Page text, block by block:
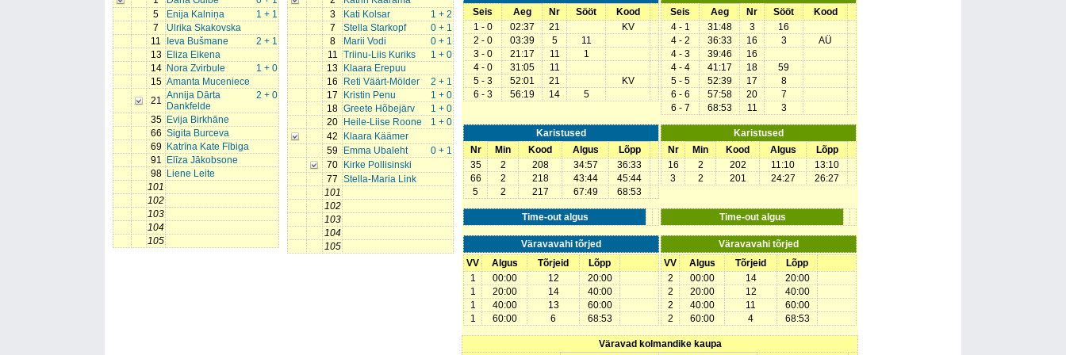
5
1 + 1
Enija Kalniņa
7
Ulrika Skakovska
11
2 + 1
Ieva Bušmane
13
Eliza Eikena
14
1 + 0
Nora Zvirbule
15 Amanta Muceniece
21
2 + 0
Annija Dārta
Dankfelde
35
Evija Birkhāne
66 Sigita Burceva
69
Katrīna Kate Fībiga
91
Elīza Jākobsone
98
Liene Leite
101
102
103
104
105
3
1 + 2
Kati Kolsar
7
0 + 1
Stella Starkopf
8
0 + 1
Marii Vodi
11
1 + 0
Triinu-Liis Kuriks
13
Klaara Erepuu
16
2 + 1
Reti Väärt-Mölder
17
1 + 0
Kristin Penu
18
1 + 0
Greete Hõbejärv
20
1 + 0
Heile-Liise Roone
42
Klaara Käämer
59
0 + 1
Emma Ubaleht
70
Kirke Pollisinski
77 Stella-Maria Link
101
102
103
104
105
Seis
Aeg Nr Sööt
Kood
1 - 0
02:37 21
KV
2 - 0
03:39 5
11
3 - 0
21:17 11
1
4 - 0
31:05
11
5 - 3
52:01 21
KV
6 - 3
56:19 14 5
Seis
Aeg Nr Sööt
Kood
4 - 1
31:48 3
16
4 - 2
36:33 16 3
AÜ
4 - 3
39:46
16
4 - 4
41:17 18
59
5 - 5
52:39 17
8
6 - 6
57:58 20
7
6 - 7
68:53 11 3
Karistused
Nr
Min Kood Algus
Lõpp
35
2 208 34:57
36:33
66
2 218 43:44
45:44
5
2 217 67:49 68:53
Karistused
Nr
Min Kood Algus
Lõpp
16
2 202 11:10
13:10
3
2 201 24:27 26:27
Time-out algus Time-out algus
Väravavahi tõrjed
Väravavahi tõrjed
VV
Algus Tõrjeid
Lõpp
1
00:00 12
20:00
1
20:00 14
40:00
1
40:00 13
60:00
1
60:00 6 68:53
VV Algus Tõrjeid
Lõpp
2
00:00 14
20:00
2
20:00 12
40:00
2
40:00 11
60:00
2
60:00 4 68:53
Väravad kolmandike kaupa